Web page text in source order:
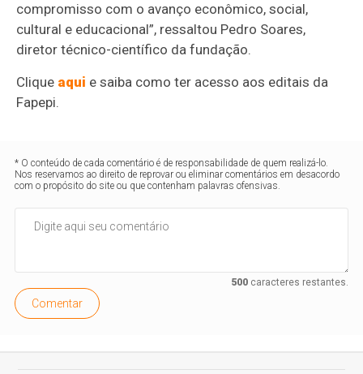
compromisso com o avanço econômico, social,
cultural e educacional”, ressaltou Pedro Soares,
diretor técnico-científico da fundação.
Clique aqui e saiba como ter acesso aos editais da
Fapepi.
* O conteúdo de cada comentário é de responsabilidade de quem realizá-lo.
Nos reservamos ao direito de reprovar ou eliminar comentários em desacordo
com o propósito do site ou que contenham palavras ofensivas.
500caracteres restantes.
Comentar